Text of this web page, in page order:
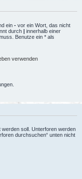
ein - vor ein Wort, das nicht
durch | innerhalb einer
Benutze ein * als
verwenden
soll. Unterforen werden
durchsuchen“ unten nicht